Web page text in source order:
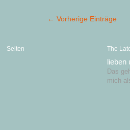
← Vorherige Einträge
Seiten The
lieben
Das
mich